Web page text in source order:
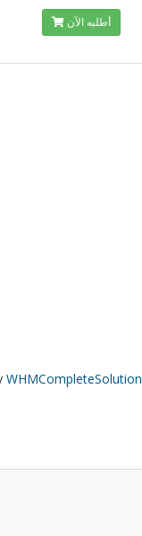
أطلبه الآن
WHMCompleteSolution